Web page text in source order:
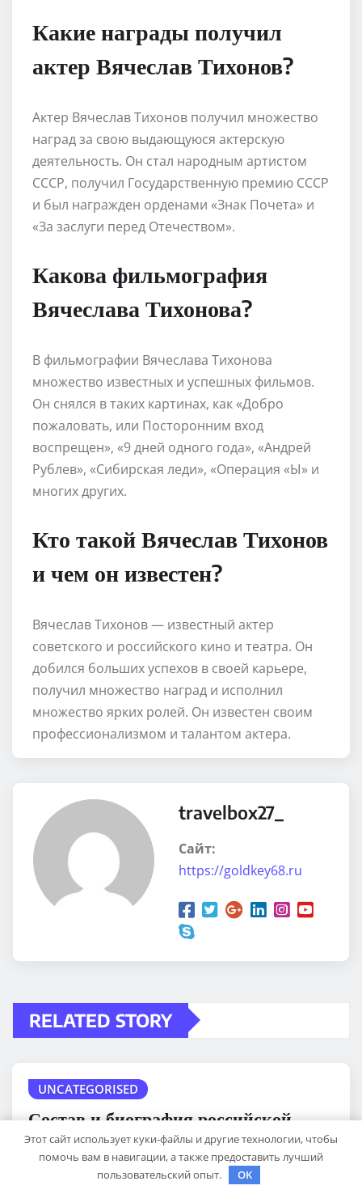
Какие награды получил
актер Вячеслав Тихонов?
Актер Вячеслав Тихонов получил множество
наград за свою выдающуюся актерскую
деятельность. Он стал народным артистом
СССР, получил Государственную премию СССР
и был награжден орденами «Знак Почета» и
«За заслуги перед Отечеством».
Какова фильмография
Вячеслава Тихонова?
В фильмографии Вячеслава Тихонова
множество известных и успешных фильмов.
Он снялся в таких картинах, как «Добро
пожаловать, или Посторонним вход
воспрещен», «9 дней одного года», «Андрей
Рублев», «Сибирская леди», «Операция «Ы» и
многих других.
Кто такой Вячеслав Тихонов
и чем он известен?
Вячеслав Тихонов — известный актер
советского и российского кино и театра. Он
добился больших успехов в своей карьере,
получил множество наград и исполнил
множество ярких ролей. Он известен своим
профессионализмом и талантом актера.
travelbox27_
Сайт:
https://goldkey68.ru
RELATED STORY
UNCATEGORISED
Состав и биография российской
поп-группы «Иванушки
интернешнл» — история успеха,
музыка и судьбы участников
Этот сайт использует куки-файлы и другие технологии, чтобы
помочь вам в навигации, а также предоставить лучший
пользовательский опыт.
OK